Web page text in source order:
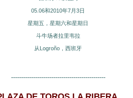
05.06和2010年7月3日
星期五，星期六和星期日
斗牛场者拉里韦拉
从Logroño，西班牙
-----------------------------------------------